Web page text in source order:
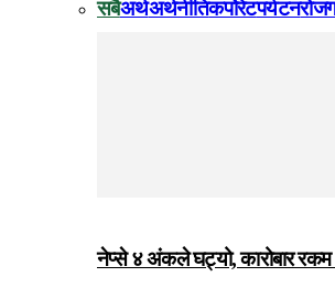
सबैअर्थअर्थनीतिकर्पोरेटपर्यटन
नेप्से ४ अंकले घट्यो, कारोबार रकम